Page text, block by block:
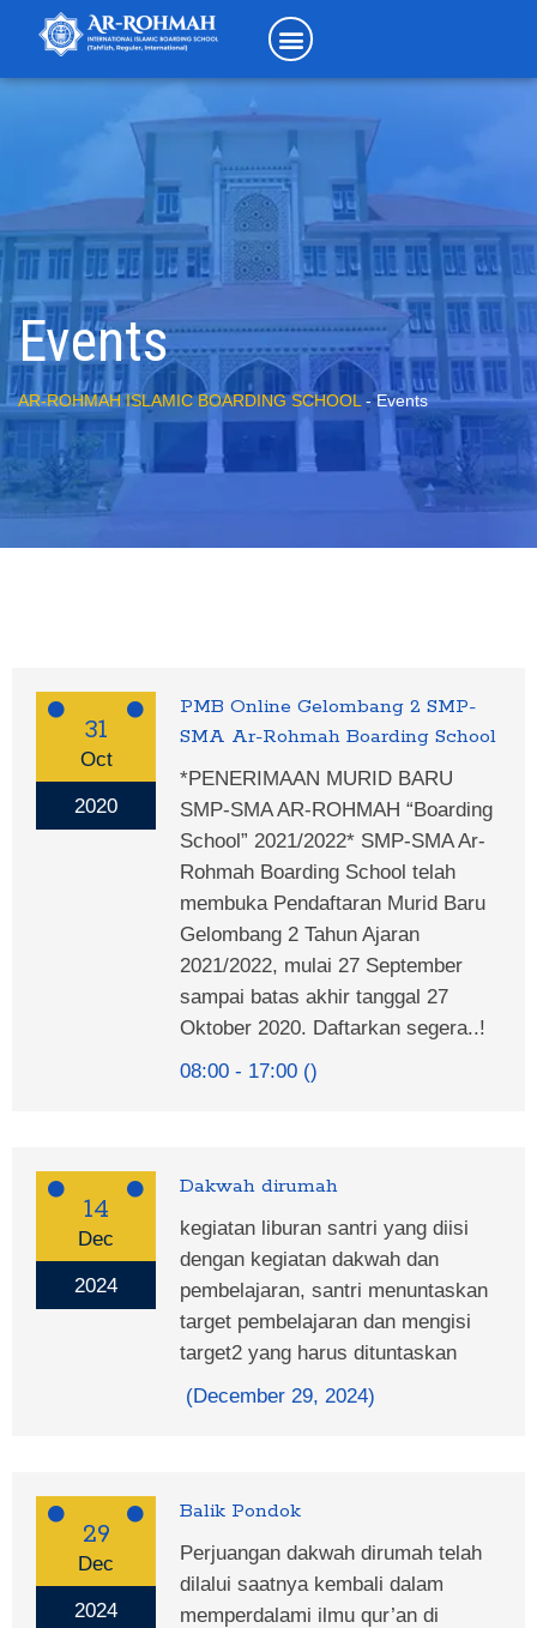
Events
AR-ROHMAH ISLAMIC BOARDING SCHOOL-Events
31
Oct
2020
PMB Online Gelombang 2 SMP-
SMA Ar-Rohmah Boarding School
*PENERIMAAN MURID BARU
SMP-SMA AR-ROHMAH “Boarding
School” 2021/2022* SMP-SMA Ar-
Rohmah Boarding School telah
membuka Pendaftaran Murid Baru
Gelombang 2 Tahun Ajaran
2021/2022, mulai 27 September
sampai batas akhir tanggal 27
Oktober 2020. Daftarkan segera..!
08:00
17:00 ()
14
Dec
2024
Dakwah dirumah
kegiatan liburan santri yang diisi
dengan kegiatan dakwah dan
pembelajaran, santri menuntaskan
target pembelajaran dan mengisi
target2 yang harus dituntaskan
(December 29, 2024)
29
Dec
2024
Balik Pondok
Perjuangan dakwah dirumah telah
dilalui saatnya kembali dalam
memperdalami ilmu qur’an di